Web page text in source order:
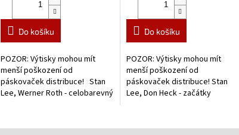
Do košíku
POZOR: Výtisky mohou mít
menší poškození od
páskovaček distribuce! Stan
Lee, Werner Roth - celobarevný
Do košíku
POZOR: Výtisky mohou mít
menší poškození od
páskovaček distribuce! Stan
Lee, Don Heck - začátky